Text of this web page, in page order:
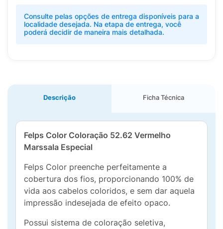
Consulte pelas opções de entrega disponíveis para a
localidade desejada. Na etapa de entrega, você
poderá decidir de maneira mais detalhada.
Descrição Ficha Técnica
Felps Color Coloração 52.62 Vermelho
Marssala Especial
Felps Color preenche perfeitamente a
cobertura dos fios, proporcionando 100% de
vida aos cabelos coloridos, e sem dar aquela
impressão indesejada de efeito opaco.
Possui sistema de coloração seletiva,